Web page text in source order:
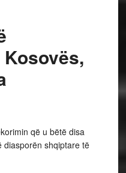
që u bëtë disa
diasporën shqiptare të